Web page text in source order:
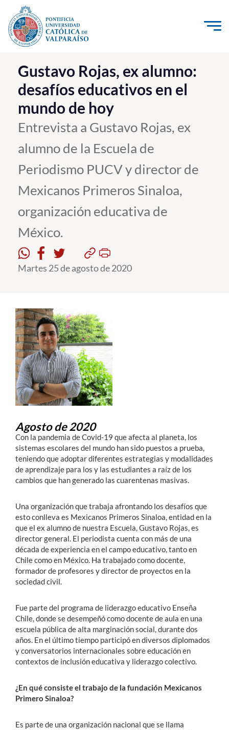
Click acá para ir directamente al contenido
La Universidad
Investigación, Creación e Innovación
PUCV Internacional
Vinculación con el Medio
Admisión
Estudiantes
Alumni
English
Gustavo Rojas, ex alumno:
desafíos educativos en el
mundo de hoy
Entrevista a Gustavo Rojas, ex
alumno de la Escuela de
Periodismo PUCV y director de
Mexicanos Primeros Sinaloa,
organización educativa de
México.
Martes 25 de agosto de 2020
Agosto de 2020
Con la pandemia de Covid-19 que afecta al planeta, los
sistemas escolares del mundo han sido puestos a prueba,
teniendo que adoptar diferentes estrategias y modalidades
de aprendizaje para los y las estudiantes a raíz de los
cambios que han generado las cuarentenas masivas.
Una organización que trabaja afrontando los desafíos que
esto conlleva es Mexicanos Primeros Sinaloa, entidad en la
que el ex alumno de nuestra Escuela, Gustavo Rojas, es
director general. El periodista cuenta con más de una
década de experiencia en el campo educativo, tanto en
Chile como en México. Ha trabajado como docente,
formador de profesores y director de proyectos en la
sociedad civil.
Fue parte del programa de liderazgo educativo Enseña
Chile, donde se desempeñó como docente de aula en una
escuela pública de alta marginación social, durante dos
años. En el último tiempo participó en diversos diplomados
y conversatorios internacionales sobre educación en
contextos de inclusión educativa y liderazgo colectivo.
¿En qué consiste el trabajo de la fundación Mexicanos
Primero Sinaloa?
Es parte de una organización nacional que se llama